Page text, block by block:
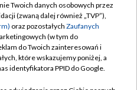
TVP
zgody
Twoich danych osobowych przez
(zwaną dalej również „TVP”),
oraz pozostałych Zaufanych
(w tym do
do Twoich zainteresowań i
które wskazujemy poniżej, a
identyfikatora PPID do Google.